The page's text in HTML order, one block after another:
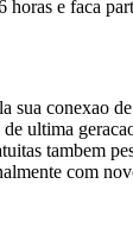
e faca
conexao
ultima
tambem
com